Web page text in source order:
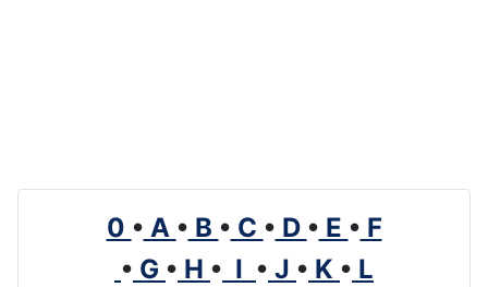
0 • A • B • C • D • E • F
• G • H • I • J • K • L